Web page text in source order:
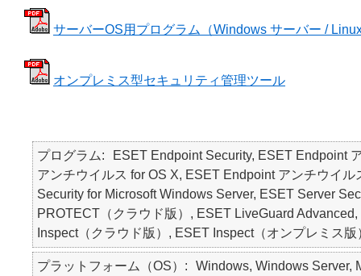
サーバーOS用プログラム（Windows サーバー /
オンプレミス型セキュリティ管理ツール
プログラム
ESET Endpoint Security, ESET Endpoint
アンチウイルス for OS X, ESET Endpoint アンチウイ
Security for Microsoft Windows Server, ESET Server
PROTECT（クラウド版）, ESET LiveGuard
Inspect（クラウド版）, ESET Inspect（オンプレミス
プラットフォーム（OS） Windows, Windows Server,